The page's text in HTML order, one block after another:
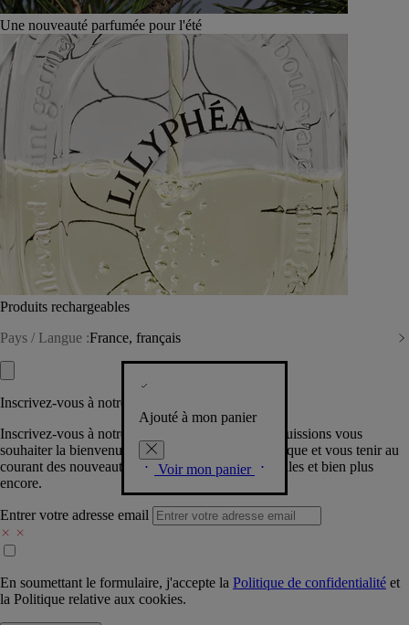
Une nouveauté parfumée pour l'été
Produits rechargeables
Pays / Langue :France, français
Ajouté à mon panier
Voir mon panier
Inscrivez-vous à notre Newsletter
Inscrivez-vous à notre newsletter pour que nous puissions vous
souhaiter la bienvenue dans la communauté Diptyque et vous tenir au
courant des nouveautés, événements, offres spéciales et bien plus
encore.
Entrer votre adresse email
En soumettant le formulaire, j'accepte la Politique de confidentialité et
la Politique relative aux cookies.